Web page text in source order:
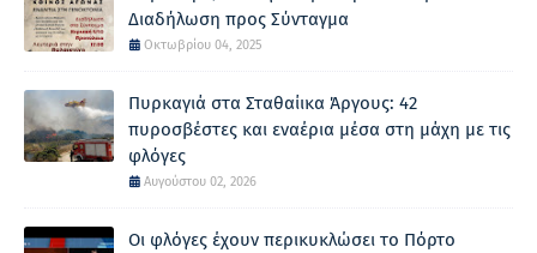
Διαδήλωση προς Σύνταγμα
Οκτωβρίου 04, 2025
Πυρκαγιά στα Σταθαίικα Άργους: 42
πυροσβέστες και εναέρια μέσα στη μάχη με τις
φλόγες
Αυγούστου 02, 2026
Οι φλόγες έχουν περικυκλώσει το Πόρτο